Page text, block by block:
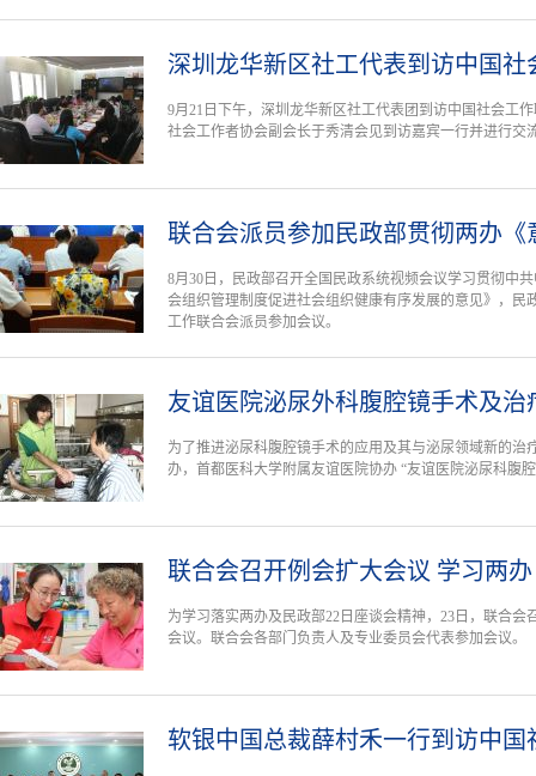
深圳龙华新区社工代表到访中国社
9月21日下午，深圳龙华新区社工代表团到访中国社会工
社会工作者协会副会长于秀清会见到访嘉宾一行并进行交
联合会派员参加民政部贯彻两办《
8月30日，民政部召开全国民政系统视频会议学习贯彻中
会组织管理制度促进社会组织健康有序发展的意见》，民
工作联合会派员参加会议。
友谊医院泌尿外科腹腔镜手术及治
为了推进泌尿科腹腔镜手术的应用及其与泌尿领域新的治
办，首都医科大学附属友谊医院协办 “友谊医院泌尿科腹
联合会召开例会扩大会议 学习两
为学习落实两办及民政部22日座谈会精神，23日，联合
会议。联合会各部门负责人及专业委员会代表参加会议。
软银中国总裁薛村禾一行到访中国